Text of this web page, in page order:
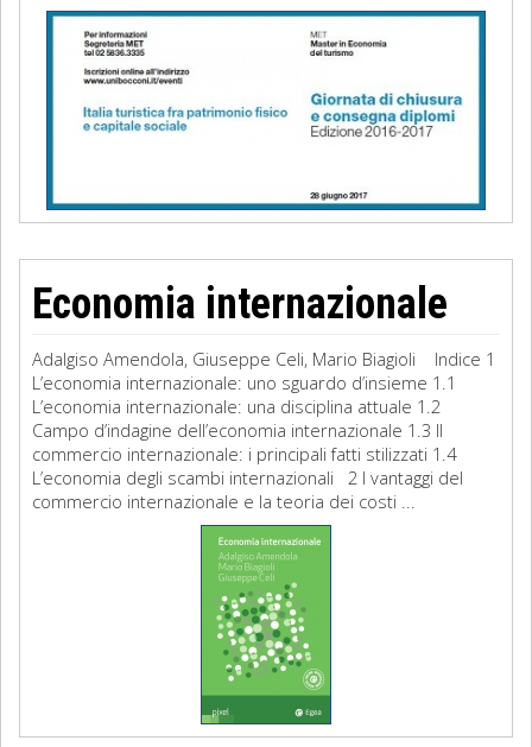
Economia internazionale
Adalgiso Amendola, Giuseppe Celi, Mario Biagioli Indice 1
L’economia internazionale: uno sguardo d’insieme 1.1
L’economia internazionale: una disciplina attuale 1.2
Campo d’indagine dell’economia internazionale 1.3 Il
commercio internazionale: i principali fatti stilizzati 1.4
L’economia degli scambi internazionali 2 I vantaggi del
commercio internazionale e la teoria dei costi ...